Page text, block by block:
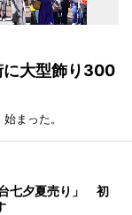
大型飾り300
まった。
七夕夏売り」 初